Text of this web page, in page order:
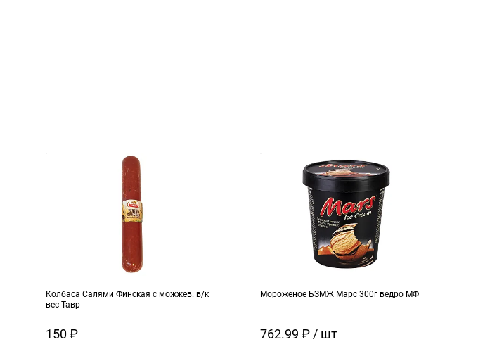
Колбаса Салями Финская с можжев. в/к
вес Тавр
150 ₽
Мороженое БЗМЖ Марс 300г ведро МФ
762.99 ₽ / шт